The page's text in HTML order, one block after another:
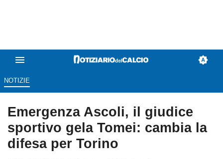
NOTIZIE
Emergenza Ascoli, il giudice
sportivo gela Tomei: cambia la
difesa per Torino